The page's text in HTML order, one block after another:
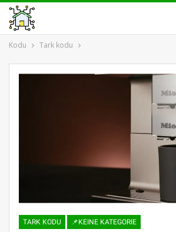
Kodu Tark kodu
TARK KODU 📌KEINE KATEGORIE